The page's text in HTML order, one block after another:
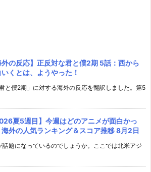
外の反応】正反対な君と僕2期 5話：西から
くとは、ようやった！
と僕2期」に対する海外の反応を翻訳しました。第5
夏5週目】今週はどのアニメが面白かっ
海外の人気ランキング＆スコア推移 8月2日
題になっているのでしょうか。ここでは北米アジ